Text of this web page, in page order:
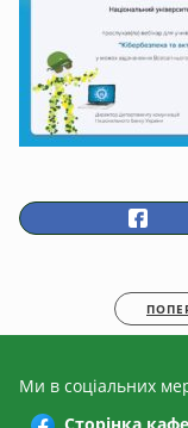
Ми в соціальних